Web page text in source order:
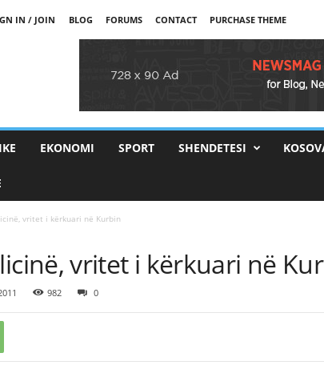
IN / JOIN BLOG FORUMS CONTACT PURCHASE THEME
EKONOMI SPORT SHENDETESI
vritet i kërkuari në Kurbin
vritet i kërkuari në
982 0